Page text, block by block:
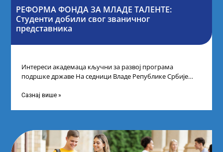
РЕФОРМА ФОНДА ЗА МЛАДЕ ТАЛЕНТЕ:
Студенти добили свог званичног
представника
Интереси академаца кључни за развој програма
подршке државе На седници Владе Републике Србије
Сазнај више »